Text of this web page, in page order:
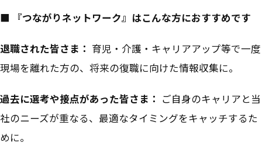
■ 『つながりネットワーク』はこんな方におすすめです
退職された皆さま： 育児・介護・キャリアアップ等で一度
現場を離れた方の、将来の復職に向けた情報収集に。
過去に選考や接点があった皆さま： ご自身のキャリアと当
社のニーズが重なる、最適なタイミングをキャッチするた
めに。